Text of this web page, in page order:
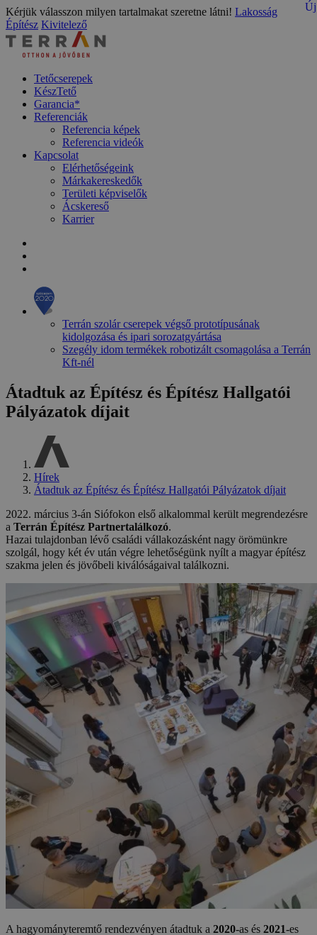
Kérjük válasszon milyen tartalmakat szeretne látni! Lakosság
Építész Kivitelező
Tetőcserepek
KészTető
Garancia*
Referenciák
Referencia képek
Referencia videók
Kapcsolat
Elérhetőségeink
Márkakereskedők
Területi képviselők
Ácskereső
Karrier
Terrán szolár cserepek végső prototípusának
kidolgozása és ipari sorozatgyártása
Szegély idom termékek robotizált csomagolása a Terrán
Kft-nél
Átadtuk az Építész és Építész Hallgatói
Pályázatok díjait
Hírek
Átadtuk az Építész és Építész Hallgatói Pályázatok díjait
2022. március 3-án Siófokon első alkalommal került megrendezésre
a Terrán Építész Partnertalálkozó.
Hazai tulajdonban lévő családi vállakozásként nagy örömünkre
szolgál, hogy két év után végre lehetőségünk nyílt a magyar építész
szakma jelen és jövőbeli kiválóságaival találkozni.
A hagyományteremtő rendezvényen átadtuk a 2020-as és 2021-es
Új